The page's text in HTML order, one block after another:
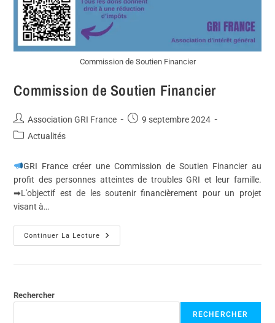
Commission de Soutien Financier
Commission de Soutien Financier
Association GRI France
9 septembre 2024
Actualités
GRI France créer une Commission de Soutien Financier au
profit des personnes atteintes de troubles GRI et leur famille.
➡L'objectif est de les soutenir financièrement pour un projet
visant à…
Continuer La Lecture
Rechercher
RECHERCHER